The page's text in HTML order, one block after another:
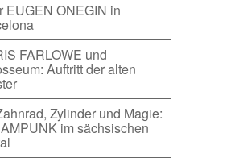
EUGEN ONEGIN in
FARLOWE und
Auftritt der alten
Zylinder und Magie:
im sächsischen